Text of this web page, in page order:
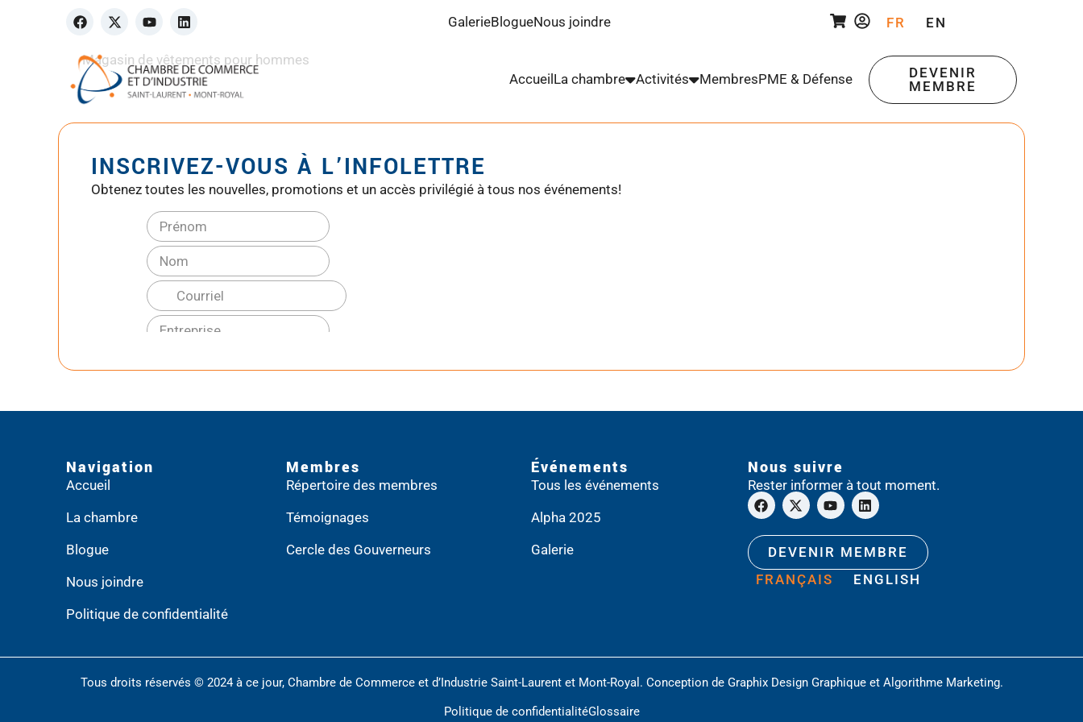
GalerieBlogueNous joindre FR EN
Accueil La chambre Activités MembresPME & Défense
DEVENIR
MEMBRE
Magasin de vêtements pour hommes
INSCRIVEZ-VOUS À L’INFOLETTRE
Obtenez toutes les nouvelles, promotions et un accès privilégié à tous nos événements!
Navigation
Accueil
La chambre
Blogue
Nous joindre
Politique de confidentialité
Membres
Répertoire des membres
Témoignages
Cercle des Gouverneurs
Événements
Tous les événements
Alpha 2025
Galerie
Nous suivre
Rester informer à tout moment.
DEVENIR MEMBRE
FRANÇAIS
ENGLISH
Tous droits réservés © 2024 à ce jour, Chambre de Commerce et d’Industrie Saint-Laurent et Mont-Royal. Conception de Graphix Design Graphiqueet Algorithme Marketing.
Politique de confidentialitéGlossaire